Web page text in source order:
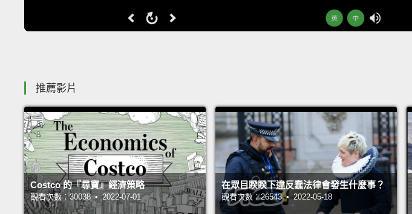
推薦影片
Costco 的『尋寶』經濟策略
觀看次數：30038 • 2022-07-01
在眾目睽睽下違反蠢法律會發生什麼事？
觀看次數：26543 • 2022-05-18